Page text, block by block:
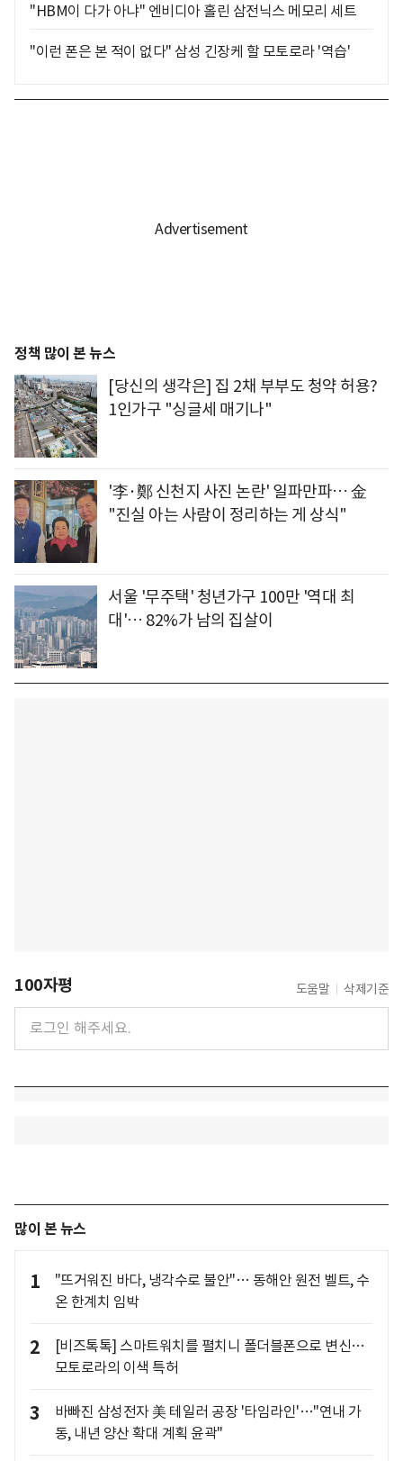
"HBM이 다가 아냐" 엔비디아 홀린 삼전닉스 메모리 세트
"이런 폰은 본 적이 없다" 삼성 긴장케 할 모토로라 '역습'
정책 많이 본 뉴스
[당신의 생각은] 집 2채 부부도 청약 허용?
1인가구 "싱글세 매기나"
'李·鄭 신천지 사진 논란' 일파만파… 金
"진실 아는 사람이 정리하는 게 상식"
서울 '무주택' 청년가구 100만 '역대 최
대'… 82%가 남의 집살이
100자평 도움말 삭제기준
많이 본 뉴스
1
"뜨거워진 바다, 냉각수로 불안"… 동해안 원전 벨트, 수
온 한계치 임박
2
[비즈톡톡] 스마트워치를 펼치니 폴더블폰으로 변신…
모토로라의 이색 특허
3
바빠진 삼성전자 美 테일러 공장 '타임라인'…"연내 가
동, 내년 양산 확대 계획 윤곽"